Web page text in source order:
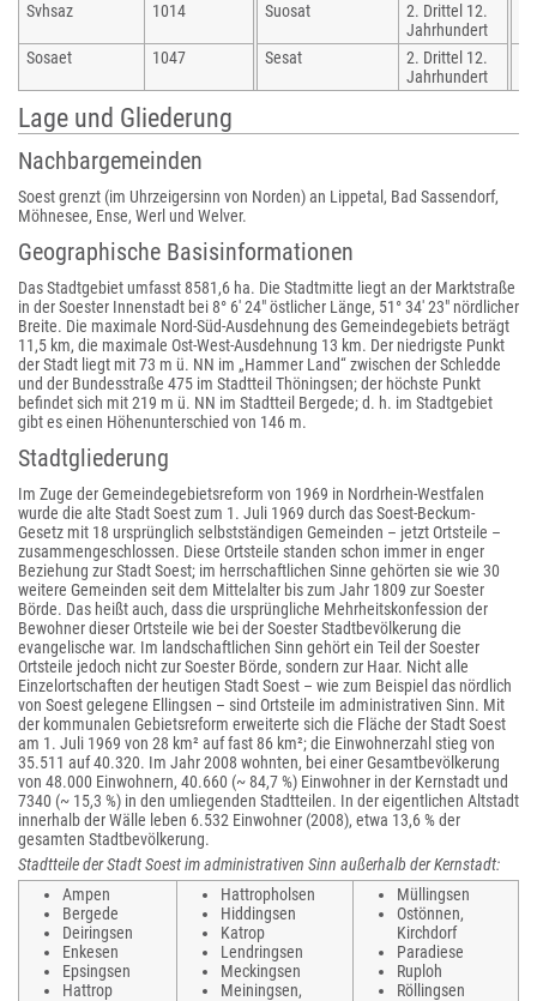
Svhsaz
1014 Suosat
2. Drittel 12.
Jahrhundert
Sosaet 1047 Sesat
2. Drittel 12.
Jahrhundert
Lage und Gliederung
Nachbargemeinden
Soest grenzt (im Uhrzeigersinn von Norden) an Lippetal, Bad Sassendorf,
Möhnesee, Ense, Werl und Welver.
Geographische Basisinformationen
Das Stadtgebiet umfasst 8581,6 ha. Die Stadtmitte liegt an der Marktstraße
in der Soester Innenstadt bei 8° 6′ 24″ östlicher Länge, 51° 34′ 23″ nördlicher
Breite. Die maximale Nord-Süd-Ausdehnung des Gemeindegebiets beträgt
11,5 km, die maximale Ost-West-Ausdehnung 13 km. Der niedrigste Punkt
der Stadt liegt mit 73 m ü. NN im „Hammer Land“ zwischen der Schledde
und der Bundesstraße 475 im Stadtteil Thöningsen; der höchste Punkt
befindet sich mit 219 m ü. NN im Stadtteil Bergede; d. h. im Stadtgebiet
gibt es einen Höhenunterschied von 146 m.
Stadtgliederung
Im Zuge der Gemeindegebietsreform von 1969 in Nordrhein-Westfalen
wurde die alte Stadt Soest zum 1. Juli 1969 durch das Soest-Beckum-
Gesetz mit 18 ursprünglich selbstständigen Gemeinden – jetzt Ortsteile –
zusammengeschlossen. Diese Ortsteile standen schon immer in enger
Beziehung zur Stadt Soest; im herrschaftlichen Sinne gehörten sie wie 30
weitere Gemeinden seit dem Mittelalter bis zum Jahr 1809 zur Soester
Börde. Das heißt auch, dass die ursprüngliche Mehrheitskonfession der
Bewohner dieser Ortsteile wie bei der Soester Stadtbevölkerung die
evangelische war. Im landschaftlichen Sinn gehört ein Teil der Soester
Ortsteile jedoch nicht zur Soester Börde, sondern zur Haar. Nicht alle
Einzelortschaften der heutigen Stadt Soest – wie zum Beispiel das nördlich
von Soest gelegene Ellingsen – sind Ortsteile im administrativen Sinn. Mit
der kommunalen Gebietsreform erweiterte sich die Fläche der Stadt Soest
am 1. Juli 1969 von 28 km² auf fast 86 km²; die Einwohnerzahl stieg von
35.511 auf 40.320. Im Jahr 2008 wohnten, bei einer Gesamtbevölkerung
von 48.000 Einwohnern, 40.660 (~ 84,7 %) Einwohner in der Kernstadt und
7340 (~ 15,3 %) in den umliegenden Stadtteilen. In der eigentlichen Altstadt
innerhalb der Wälle leben 6.532 Einwohner (2008), etwa 13,6 % der
gesamten Stadtbevölkerung.
Stadtteile der Stadt Soest im administrativen Sinn außerhalb der Kernstadt:
Ampen
Bergede
Deiringsen
Enkesen
Epsingsen
Hattrop
Hattropholsen
Hiddingsen
Katrop
Lendringsen
Meckingsen
Meiningsen,
Müllingsen
Ostönnen,
Kirchdorf
Paradiese
Ruploh
Röllingsen